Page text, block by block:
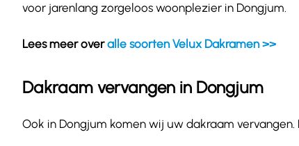
voor jarenlang zorgeloos woonplezier in Dongjum.
Lees meer overalle soorten Velux Dakramen >>
Dakraam vervangen in Dongjum
Ook in Dongjum komen wij uw dakraam